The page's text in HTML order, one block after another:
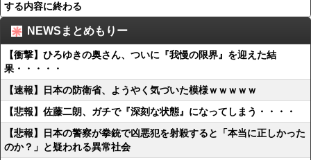
する内容に終わる
NEWSまとめもりー
【衝撃】ひろゆきの奥さん、ついに『我慢の限界』を迎えた結
果・・・・・
【速報】日本の防衛省、ようやく気づいた模様ｗｗｗｗｗ
【悲報】佐藤二朗、ガチで『深刻な状態』になってしまう・・・・
【悲報】日本の警察が拳銃で凶悪犯を射殺すると「本当に正しかった
のか？」と疑われる異常社会